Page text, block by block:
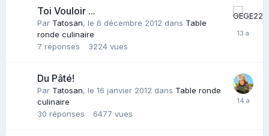
Toi Vouloir ...
Par Tatosan, le 6 décembre 2012 dans Table
ronde culinaire
7 réponses 3224 vues
Du Pâté!
Par Tatosan, le 16 janvier 2012 dans Table ronde
culinaire
30 réponses 6477 vues